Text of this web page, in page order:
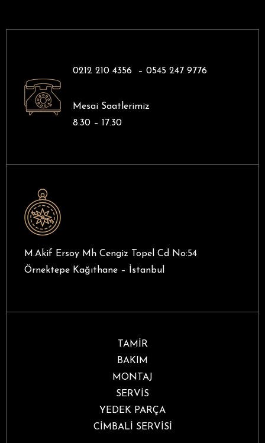
0212 210 4356 – 0545 247 9776
Mesai Saatlerimiz
8.30 – 17.30
M.Akif Ersoy Mh Cengiz Topel Cd No:54
Örnektepe Kağıthane – İstanbul
TAMİR
BAKIM
MONTAJ
SERVİS
YEDEK PARÇA
CİMBALİ SERVİSİ